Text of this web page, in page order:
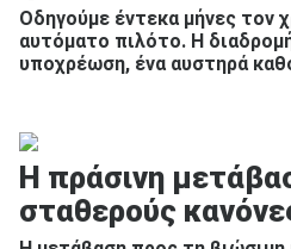
Οδηγούμε έντεκα μήνες τον
αυτόματο πιλότο. Η
υποχρέωση, ένα αυστηρά
Η πράσινη
σταθερούς